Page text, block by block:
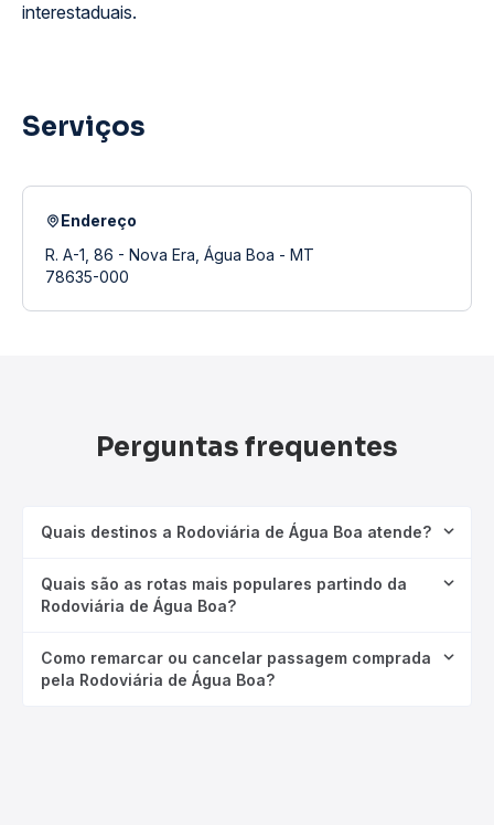
interestaduais.
Serviços
Endereço
R. A-1, 86 - Nova Era, Água Boa - MT
78635-000
Perguntas frequentes
Quais destinos a Rodoviária de Água Boa atende?
Quais são as rotas mais populares partindo da
Rodoviária de Água Boa?
Como remarcar ou cancelar passagem comprada
pela Rodoviária de Água Boa?